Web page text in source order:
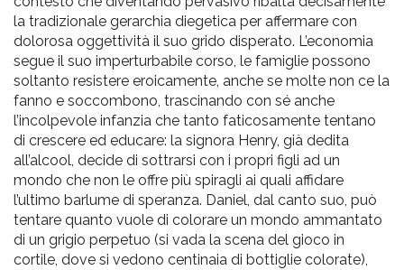
la tradizionale gerarchia diegetica per affermare con
dolorosa oggettività il suo grido disperato. L’economia
segue il suo imperturbabile corso, le famiglie possono
soltanto resistere eroicamente, anche se molte non ce la
fanno e soccombono, trascinando con sé anche
l’incolpevole infanzia che tanto faticosamente tentano
di crescere ed educare: la signora Henry, già dedita
all’alcool, decide di sottrarsi con i propri figli ad un
mondo che non le offre più spiragli ai quali affidare
l’ultimo barlume di speranza. Daniel, dal canto suo, può
tentare quanto vuole di colorare un mondo ammantato
di un grigio perpetuo (si vada la scena del gioco in
cortile, dove si vedono centinaia di bottiglie colorate),